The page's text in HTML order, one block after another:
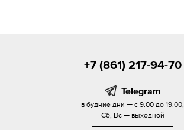
+7 (861) 217-94-70
Telegram
в будние дни — с 9.00 до 19.00,
Сб, Вс — выходной